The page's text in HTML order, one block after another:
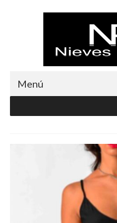
Menú
Albornoces